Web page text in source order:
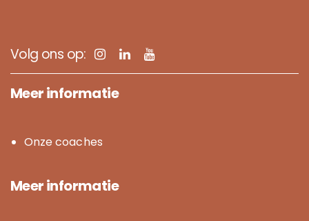
Volg ons op:
Meer informatie
Onze coaches
Meer informatie